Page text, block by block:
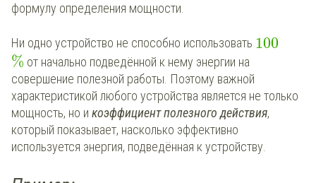
формулу определения мощности.
Ни одно устройство не способно использовать 100
% от начально подведённой к нему энергии на
совершение полезной работы. Поэтому важной
характеристикой любого устройства является не только
мощность, но и коэффициент полезного действия,
который показывает, насколько эффективно
используется энергия, подведённая к устройству.